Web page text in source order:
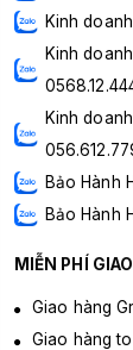
Kinh
Kinh
Kinh
Bảo Hành
Bảo Hành
MIỄN PHÍ
Giao hàng
Giao hàng